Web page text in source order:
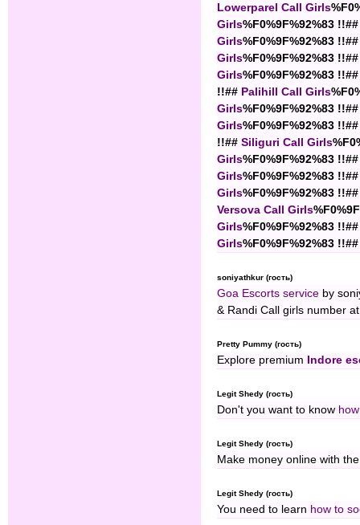
Lowerparel Call Girls
Girls%F0%9F%92%83 !!##
Girls%F0%9F%92%83 !!##
Girls%F0%9F%92%83 !!##
Girls%F0%9F%92%83 !!##
!!## Palihill Call Girls
Girls%F0%9F%92%83 !!##
Girls%F0%9F%92%83 !!##
!!## Siliguri Call Girls
Girls%F0%9F%92%83 !!##
Girls%F0%9F%92%83 !!##
Girls%F0%9F%92%83 !!##
Versova Call Girls
Girls%F0%9F%92%83 !!##
Girls%F0%9F%92%83 !!##
soniyathkur (гость)
Goa Escorts service by
& Randi Call girls number
Pretty Pummy (гость)
Explore premium Indore
Legit Shedy (гость)
Don't you want to know
Legit Shedy (гость)
Make money online with
Legit Shedy (гость)
You need to learn how to